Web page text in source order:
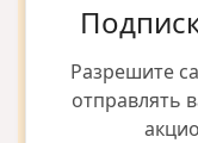
Разрешите
отправлять